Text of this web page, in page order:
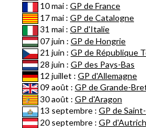
10 mai : GP de France
17 mai : GP de Catalogne
31 mai : GP d'Italie
07 juin : GP de Hongrie
21 juin : GP de République
28 juin : GP des Pays-Bas
12 juillet : GP d'Allemagne
09 août : GP de Grande-
30 août : GP d'Aragon
13 septembre : GP de
20 septembre : GP